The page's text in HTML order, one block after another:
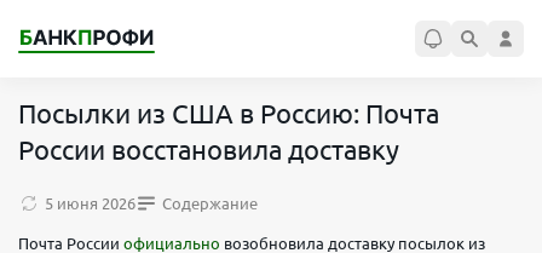
Посылки из США в Россию: Почта
России восстановила доставку
5 июня 2026 Содержание
Почта России официально возобновила доставку посылок из